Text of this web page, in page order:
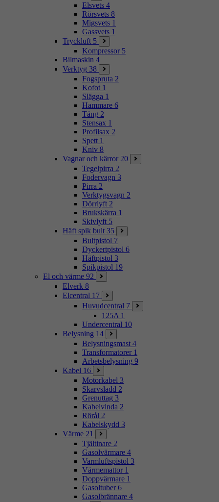
Elsvets 4
Rörsvets 8
Migsvets 1
Gassvets 1
Tryckluft 5
Kompressor 5
Bilmaskin 4
Verktyg 38
Fogspruta 2
Kofot 1
Slägga 1
Hammare 6
Tång 2
Stensax 1
Profilsax 2
Spett 1
Kniv 8
Vagnar och kärror 20
Tegelpirra 2
Fodervagn 3
Pirra 2
Verktygsvagn 2
Dörrlyft 2
Brukskärra 1
Skivlyft 5
Häft spik bult 35
Bultpistol 7
Dyckertpistol 6
Häftpistol 3
Spikpistol 19
El och värme 92
Elverk 8
Elcentral 17
Huvudcentral 7
125A 1
Undercentral 10
Belysning 14
Belysningsmast 4
Transformatorer 1
Arbetsbelysning 9
Kabel 16
Motorkabel 3
Skarvsladd 2
Grenuttag 3
Kabelvinda 2
Rörål 2
Kabelskydd 3
Värme 21
Tjältinare 2
Gasolvärmare 4
Varmluftspistol 3
Värmemattor 1
Doppvärmare 1
Gasoltuber 6
Gasolbrännare 4